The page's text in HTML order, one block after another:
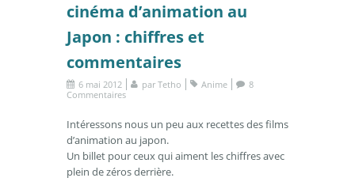
cinéma d’animation au
Japon : chiffres et
commentaires
6 mai 2012 par Tetho Anime
8
Commentaires
Intéressons nous un peu aux recettes des films
d’animation au japon.
Un billet pour ceux qui aiment les chiffres avec
plein de zéros derrière.